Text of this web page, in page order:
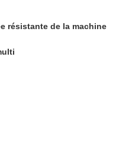
résistante de la machine